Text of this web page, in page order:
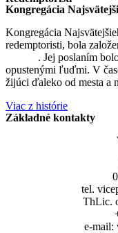
Kongregácia
Kongregácia
redemptoristi, bola
. Jej poslaním
opustenými ľuďmi. V
žijúci ďaleko od mesta a
Viac z histórie
Základné kontakty
tel.
ThLic.
e-mail: